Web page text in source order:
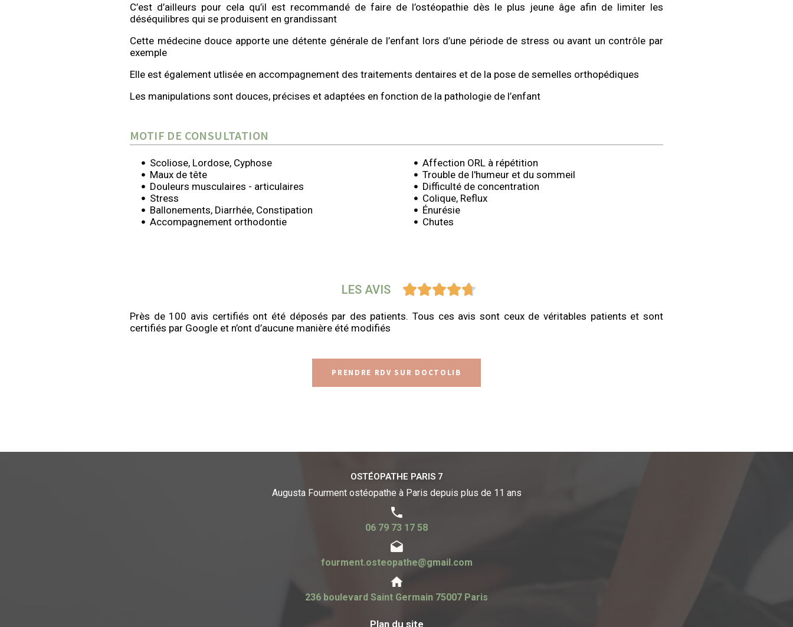
C’est d’ailleurs pour cela qu’il est recommandé de faire de l’ostéopathie dès le plus jeune âge afin de limiter les
déséquilibres qui se produisent en grandissant
Cette médecine douce apporte une détente générale de l’enfant lors d’une période de stress ou avant un contrôle par
exemple
Elle est également utlisée en accompagnement des traitements dentaires et de la pose de semelles orthopédiques
Les manipulations sont douces, précises et adaptées en fonction de la pathologie de l’enfant
MOTIF DE CONSULTATION
Scoliose, Lordose, Cyphose
Maux de tête
Douleurs musculaires - articulaires
Stress
Ballonements, Diarrhée, Constipation
Accompagnement orthodontie
Affection ORL à répétition
Trouble de l'humeur et du sommeil
Difficulté de concentration
Colique, Reflux
Énurésie
Chutes
LES AVIS 
Près de 100 avis certifiés ont été déposés par des patients. Tous ces avis sont ceux de véritables patients et sont
certifiés par Google et n’ont d’aucune manière été modifiés
PRENDRE RDV SUR DOCTOLIB
OSTÉOPATHE PARIS 7
Augusta Fourment ostéopathe à Paris depuis plus de 11 ans
06 79 73 17 58
fourment.osteopathe@gmail.com
236 boulevard Saint Germain 75007 Paris
Plan du site